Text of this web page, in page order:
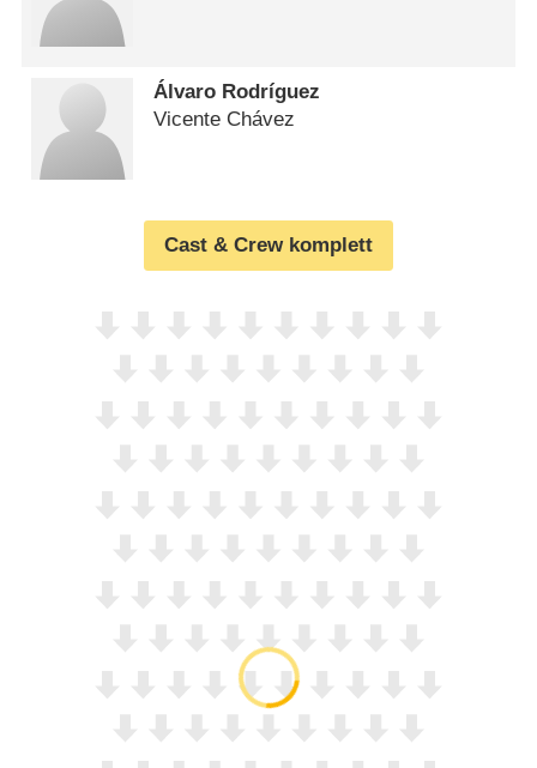
Álvaro Rodríguez
Vicente Chávez
Cast & Crew komplett